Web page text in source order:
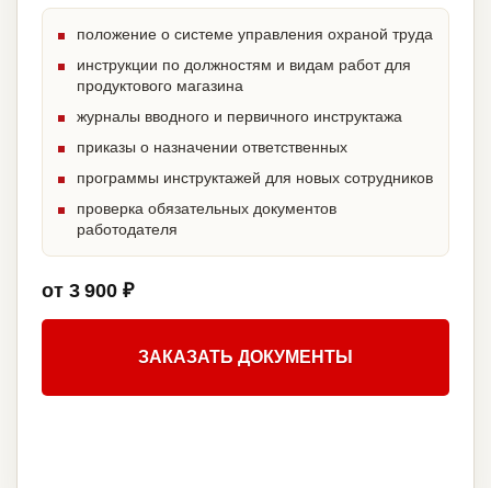
положение о системе управления охраной труда
инструкции по должностям и видам работ для
продуктового магазина
журналы вводного и первичного инструктажа
приказы о назначении ответственных
программы инструктажей для новых сотрудников
проверка обязательных документов
работодателя
от 3 900 ₽
ЗАКАЗАТЬ ДОКУМЕНТЫ